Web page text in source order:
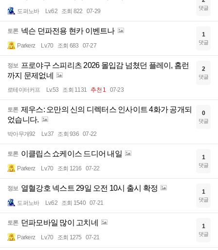
도퍼노바 Lv.62 조회 822 07-29 댓글
토론 넥슨 던파전용 현카 이벤트나
Parkerz Lv.70 조회 683 07-27
1
댓글
정보 프로야구 스피리츠 2026 몰입감 넘쳤던 플레이, 홈런
까지 문제없네
로테이터커프 Lv.53 조회 1131 추천 1 07-23
2
댓글
토론 제우스: 오만의 신의 디렉터스 인사이트 4화가 공개되
었습니다.
박아무개92 Lv.37 조회 936 07-22
0
댓글
토론 이클립스 쇼케이스 드디어 내일
Parkerz Lv.70 조회 1216 07-22
1
댓글
정보 열혈강호 넥스트 29일 오전 10시 출시 확정
도퍼노바 Lv.62 조회 1540 07-21
1
댓글
토론 던파모바일 많이 고치네
Parkerz Lv.70 조회 1275 07-21
1
댓글